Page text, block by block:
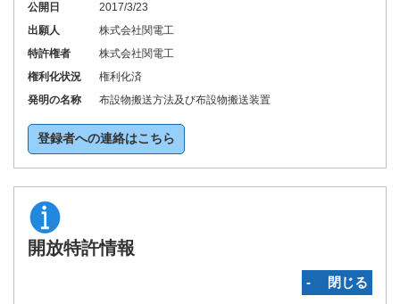
公開日
2017/3/23
出願人
株式会社関電工
特許権者
株式会社関電工
権利化状況
権利化済
発明の名称
布設物搬送方法及び布設物搬送装置
登録者への連絡はこちら
開放特許情報
‐ 閉じる